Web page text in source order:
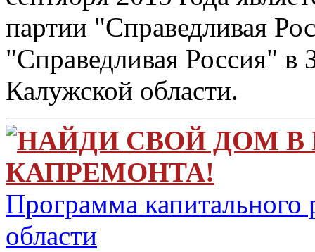
партии "Справедливая
"Справедливая Россия" в
Калужской области.
НАЙДИ СВОЙ ДОМ В
КАПРЕМОНТА!
Программа
области